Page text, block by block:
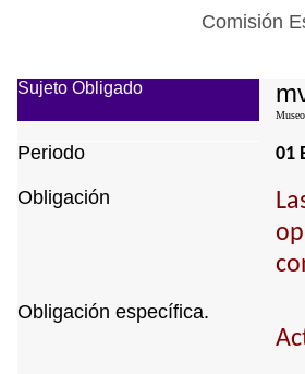
Comisión
Sujeto Obligado
Periodo 01
Obligación
Obligación específica.